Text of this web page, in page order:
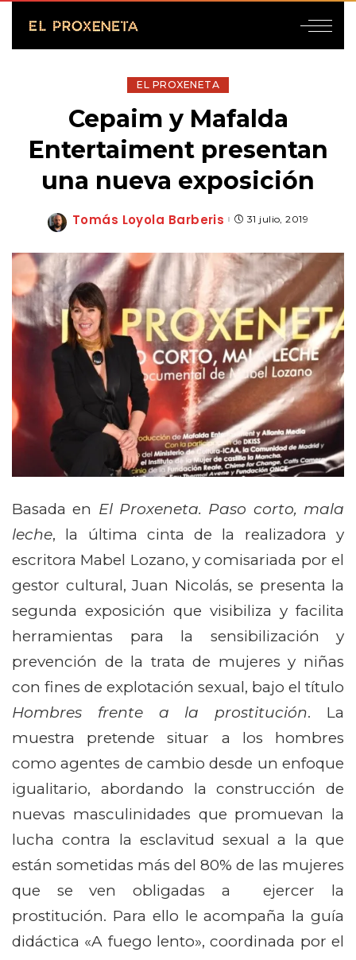
EL PROXENETA
Cepaim y Mafalda
Entertaiment presentan
una nueva exposición
Posted
Tomás Loyola Barberis 31 julio, 2019
Basada en El Proxeneta. Paso corto, mala
leche, la última cinta de la realizadora y
escritora Mabel Lozano, y comisariada por el
gestor cultural, Juan Nicolás, se presenta la
segunda exposición que visibiliza y facilita
herramientas para la sensibilización y
prevención de la trata de mujeres y niñas
con fines de explotación sexual, bajo el título
Hombres frente a la prostitución. La
muestra pretende situar a los hombres
como agentes de cambio desde un enfoque
igualitario, abordando la construcción de
nuevas masculinidades que promuevan la
lucha contra la esclavitud sexual a la que
están sometidas más del 80% de las mujeres
que se ven obligadas a ejercer la
prostitución. Para ello le acompaña la guía
didáctica «A fuego lento», coordinada por el